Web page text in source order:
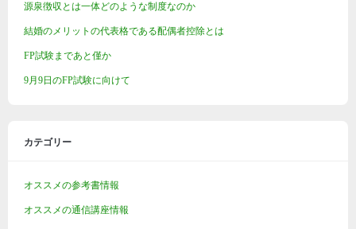
源泉徴収とは一体どのような制度なのか
結婚のメリットの代表格である配偶者控除とは
FP試験まであと僅か
9月9日のFP試験に向けて
カテゴリー
オススメの参考書情報
オススメの通信講座情報